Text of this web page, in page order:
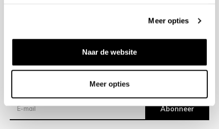
Meer opties
Naar de website
Meer opties
Verzending
Abonneer